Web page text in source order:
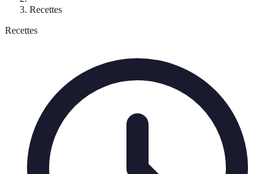
Recettes
Recettes